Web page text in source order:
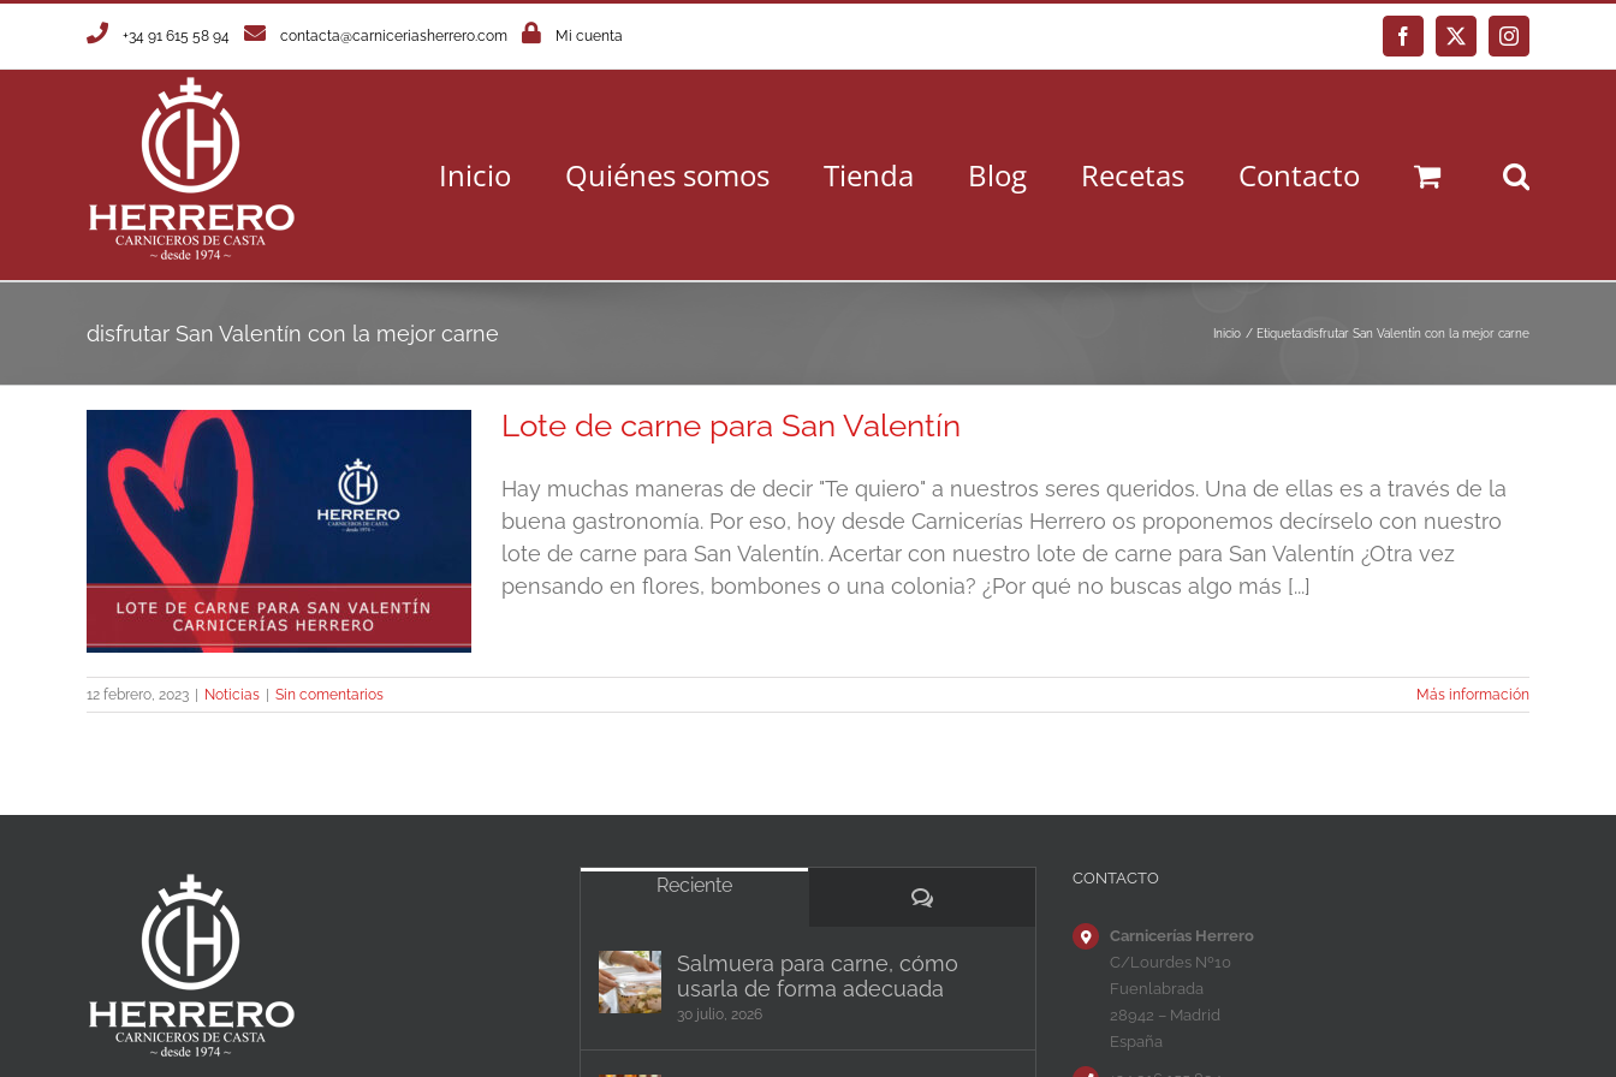
+34 91 615 58 94 contacta@carniceriasherrero.com Mi cuenta Facebook
X Instagram
Inicio Quiénes somos Tienda Blog Recetas Contacto
disfrutar San Valentín con la mejor carne Inicio Etiqueta:disfrutar San Valentín con la mejor carne
Lote de carne para San Valentín
Hay muchas maneras de decir "Te quiero" a nuestros seres queridos. Una de ellas es a través de la
buena gastronomía. Por eso, hoy desde Carnicerías Herrero os proponemos decírselo con nuestro
lote de carne para San Valentín. Acertar con nuestro lote de carne para San Valentín ¿Otra vez
pensando en flores, bombones o una colonia? ¿Por qué no buscas algo más [...]
12 febrero, 2023 Noticias Sin comentarios Más información
Reciente
Comentarios
Salmuera para carne, cómo
usarla de forma adecuada
30 julio, 2026
CONTACTO
Carnicerías Herrero
C/Lourdes Nº10
Fuenlabrada
28942 – Madrid
España